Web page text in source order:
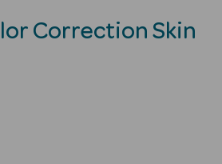
Correction Skin